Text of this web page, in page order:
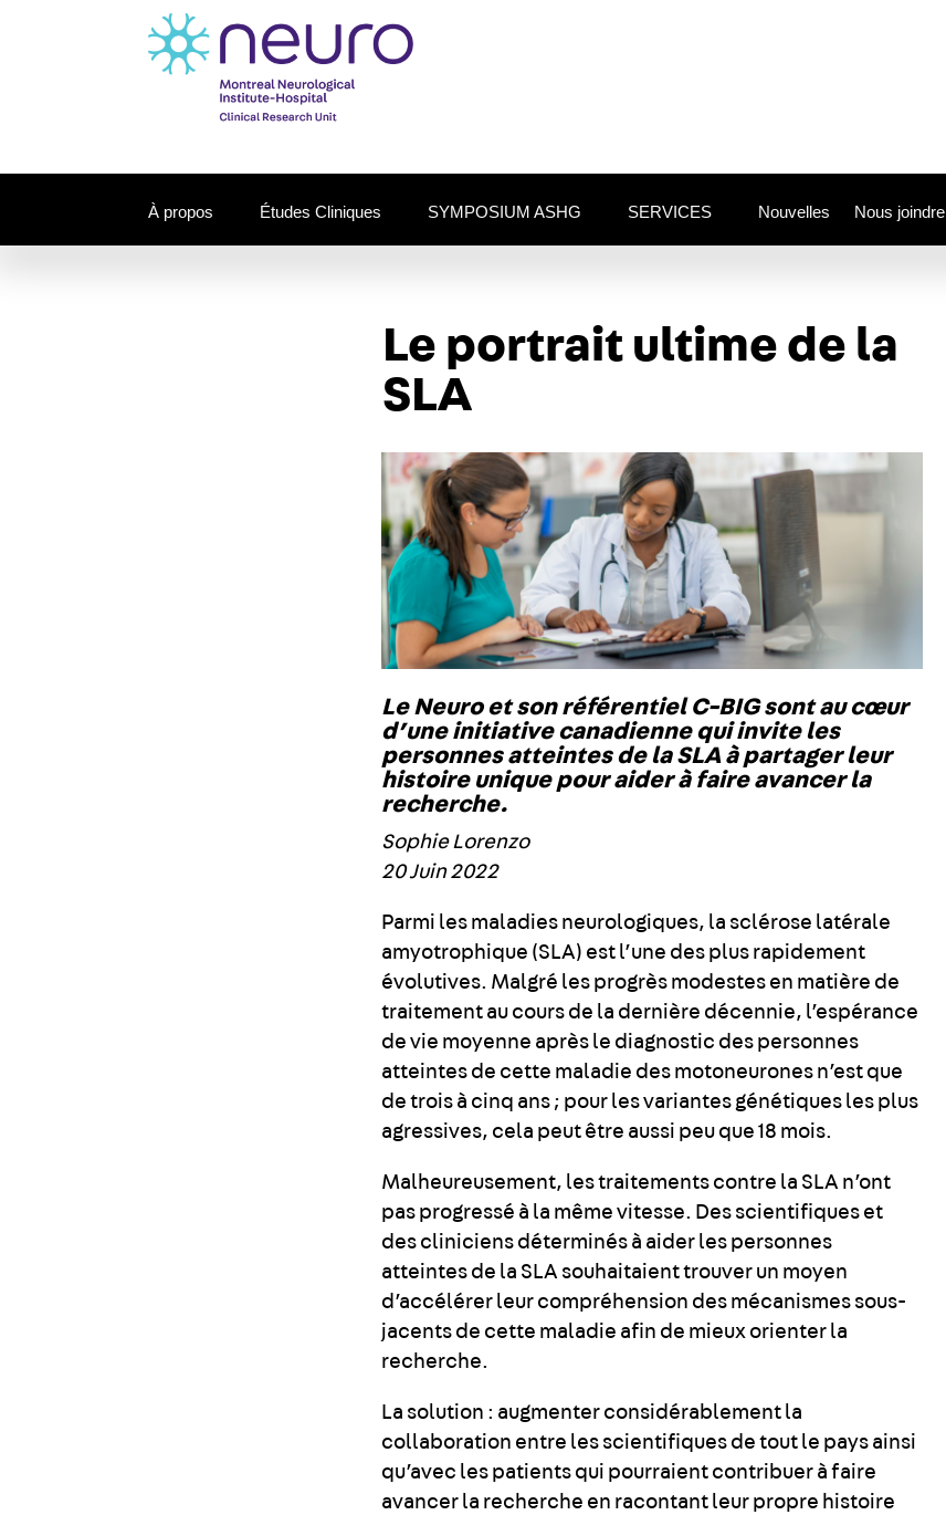
À propos Études Cliniques SYMPOSIUM ASHG SERVICES Nouvelles Nous joindre
Le portrait ultime de la
SLA
Le Neuro et son référentiel C-BIG sont au cœur
d’une initiative canadienne qui invite les
personnes atteintes de la SLA à partager leur
histoire unique pour aider à faire avancer la
recherche.
Sophie Lorenzo
20 Juin 2022
Parmi les maladies neurologiques, la sclérose latérale
amyotrophique (SLA) est l’une des plus rapidement
évolutives. Malgré les progrès modestes en matière de
traitement au cours de la dernière décennie, l’espérance
de vie moyenne après le diagnostic des personnes
atteintes de cette maladie des motoneurones n’est que
de trois à cinq ans ; pour les variantes génétiques les plus
agressives, cela peut être aussi peu que 18 mois.
Malheureusement, les traitements contre la SLA n’ont
pas progressé à la même vitesse. Des scientifiques et
des cliniciens déterminés à aider les personnes
atteintes de la SLA souhaitaient trouver un moyen
d’accélérer leur compréhension des mécanismes sous-
jacents de cette maladie afin de mieux orienter la
recherche.
La solution : augmenter considérablement la
collaboration entre les scientifiques de tout le pays ainsi
qu’avec les patients qui pourraient contribuer à faire
avancer la recherche en racontant leur propre histoire